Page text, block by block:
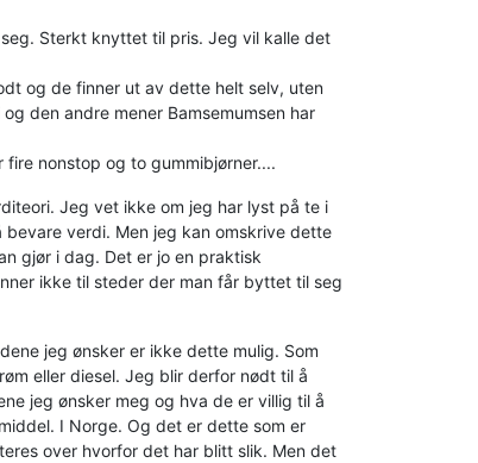
Sterkt knyttet til pris. Jeg vil kalle det
og de finner ut av dette helt selv, uten
den andre mener Bamsemumsen har
nonstop og to gummibjørner....
Jeg vet ikke om jeg har lyst på te i
verdi. Men jeg kan omskrive dette
gjør i dag. Det er jo en praktisk
ikke til steder der man får byttet til seg
jeg ønsker er ikke dette mulig. Som
eller diesel. Jeg blir derfor nødt til å
jeg ønsker meg og hva de er villig til å
I Norge. Og det er dette som er
over hvorfor det har blitt slik. Men det